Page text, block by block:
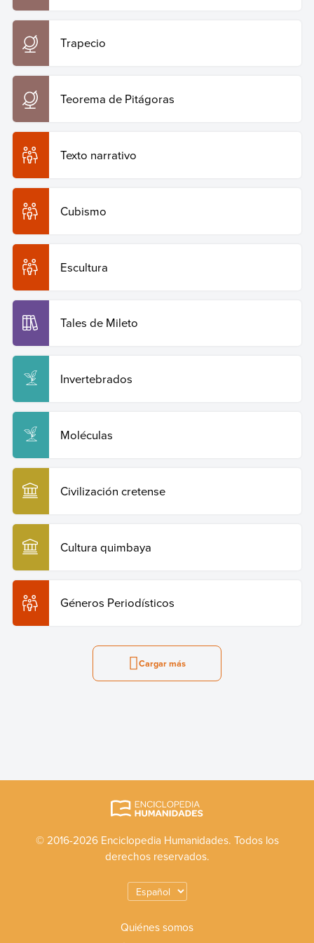
Copiar cita
Trapecio
Teorema de Pitágoras
Texto narrativo
Cubismo
Escultura
Tales de Mileto
Invertebrados
Moléculas
Civilización cretense
Cultura quimbaya
Géneros Periodísticos
Cargar más
© 2016-2026 Enciclopedia Humanidades. Todos los
derechos reservados.
Quiénes somos